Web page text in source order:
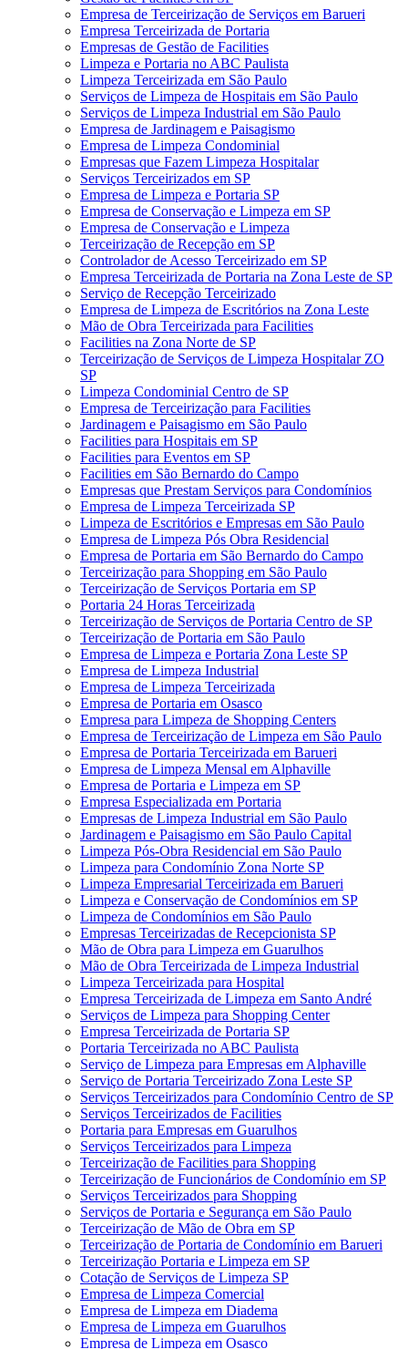
Empresa de Terceirização de Serviços em Barueri
Empresa Terceirizada de Portaria
Empresas de Gestão de Facilities
Limpeza e Portaria no ABC Paulista
Limpeza Terceirizada em São Paulo
Serviços de Limpeza de Hospitais em São Paulo
Serviços de Limpeza Industrial em São Paulo
Empresa de Jardinagem e Paisagismo
Empresa de Limpeza Condominial
Empresas que Fazem Limpeza Hospitalar
Serviços Terceirizados em SP
Empresa de Limpeza e Portaria SP
Empresa de Conservação e Limpeza em SP
Empresa de Conservação e Limpeza
Terceirização de Recepção em SP
Controlador de Acesso Terceirizado em SP
Empresa Terceirizada de Portaria na Zona Leste de SP
Serviço de Recepção Terceirizado
Empresa de Limpeza de Escritórios na Zona Leste
Mão de Obra Terceirizada para Facilities
Facilities na Zona Norte de SP
Terceirização de Serviços de Limpeza Hospitalar ZO
SP
Limpeza Condominial Centro de SP
Empresa de Terceirização para Facilities
Jardinagem e Paisagismo em São Paulo
Facilities para Hospitais em SP
Facilities para Eventos em SP
Facilities em São Bernardo do Campo
Empresas que Prestam Serviços para Condomínios
Empresa de Limpeza Terceirizada SP
Limpeza de Escritórios e Empresas em São Paulo
Empresa de Limpeza Pós Obra Residencial
Empresa de Portaria em São Bernardo do Campo
Terceirização para Shopping em São Paulo
Terceirização de Serviços Portaria em SP
Portaria 24 Horas Terceirizada
Terceirização de Serviços de Portaria Centro de SP
Terceirização de Portaria em São Paulo
Empresa de Limpeza e Portaria Zona Leste SP
Empresa de Limpeza Industrial
Empresa de Limpeza Terceirizada
Empresa de Portaria em Osasco
Empresa para Limpeza de Shopping Centers
Empresa de Terceirização de Limpeza em São Paulo
Empresa de Portaria Terceirizada em Barueri
Empresa de Limpeza Mensal em Alphaville
Empresa de Portaria e Limpeza em SP
Empresa Especializada em Portaria
Empresas de Limpeza Industrial em São Paulo
Jardinagem e Paisagismo em São Paulo Capital
Limpeza Pós-Obra Residencial em São Paulo
Limpeza para Condomínio Zona Norte SP
Limpeza Empresarial Terceirizada em Barueri
Limpeza e Conservação de Condomínios em SP
Limpeza de Condomínios em São Paulo
Empresas Terceirizadas de Recepcionista SP
Mão de Obra para Limpeza em Guarulhos
Mão de Obra Terceirizada de Limpeza Industrial
Limpeza Terceirizada para Hospital
Empresa Terceirizada de Limpeza em Santo André
Serviços de Limpeza para Shopping Center
Empresa Terceirizada de Portaria SP
Portaria Terceirizada no ABC Paulista
Serviço de Limpeza para Empresas em Alphaville
Serviço de Portaria Terceirizado Zona Leste SP
Serviços Terceirizados para Condomínio Centro de SP
Serviços Terceirizados de Facilities
Portaria para Empresas em Guarulhos
Serviços Terceirizados para Limpeza
Terceirização de Facilities para Shopping
Terceirização de Funcionários de Condomínio em SP
Serviços Terceirizados para Shopping
Serviços de Portaria e Segurança em São Paulo
Terceirização de Mão de Obra em SP
Terceirização de Portaria de Condomínio em Barueri
Terceirização Portaria e Limpeza em SP
Cotação de Serviços de Limpeza SP
Empresa de Limpeza Comercial
Empresa de Limpeza em Diadema
Empresa de Limpeza em Guarulhos
Empresa de Limpeza em Osasco